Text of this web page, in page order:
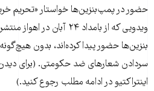
حضور در پمپ‌بنزین‌ها خواستار «تحریم
ویدویی که از بامداد ۲۴
بنزین‌ها حضور پیدا کرده‌اند، بدون هیچ‌گونه
سردادن شعارهای ضد حکومتی. (برای
اینتراکتیو در ادامه مطلب رجوع کنید.)